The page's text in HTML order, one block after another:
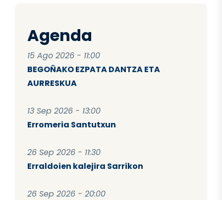
Agenda
15 Ago 2026 - 11:00
BEGOÑAKO EZPATA DANTZA ETA
AURRESKUA
13 Sep 2026 - 13:00
Erromeria Santutxun
26 Sep 2026 - 11:30
Erraldoien kalejira Sarrikon
26 Sep 2026 - 20:00